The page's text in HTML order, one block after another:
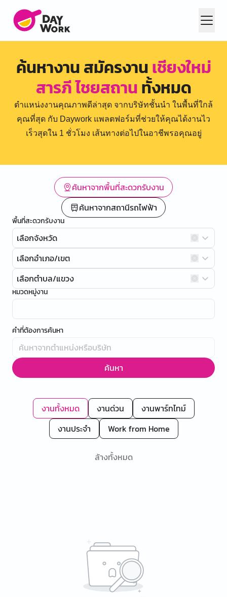
ค้นหางาน สมัครงานเชียงใหม่
สารภี ไชยสถานทั้งหมด
ตำแหน่งงานคุณภาพดีล่าสุด จากบริษัทชั้นนำ ในพื้นที่ใกล้
คุณที่สุด กับ Daywork แพลตฟอร์มที่ช่วยให้คุณได้งานไว
เร็วสุดใน 1 ชั่วโมง เส้นทางต่อไปในอาชีพรอคุณอยู่
ค้นหาจากพื้นที่สะดวกรับงาน
ค้นหาจากสถานีรถไฟฟ้า
พื้นที่สะดวกรับงาน
เลือกจังหวัด
เลือกอำเภอ/เขต
เลือกตำบล/แขวง
หมวดหมู่งาน
คำที่ต้องการค้นหา
ค้นหา
งานทั้งหมด งานด่วน
งานพาร์ทไทม์
งานประจำ
Work from Home
ล้างทั้งหมด